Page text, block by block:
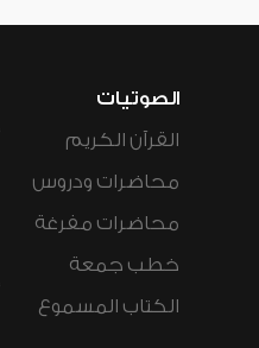
الصوتيات
القرآن الكريم
محاضرات ودروس
محاضرات مفرغة
خطب جمعة
الكتاب المسموع